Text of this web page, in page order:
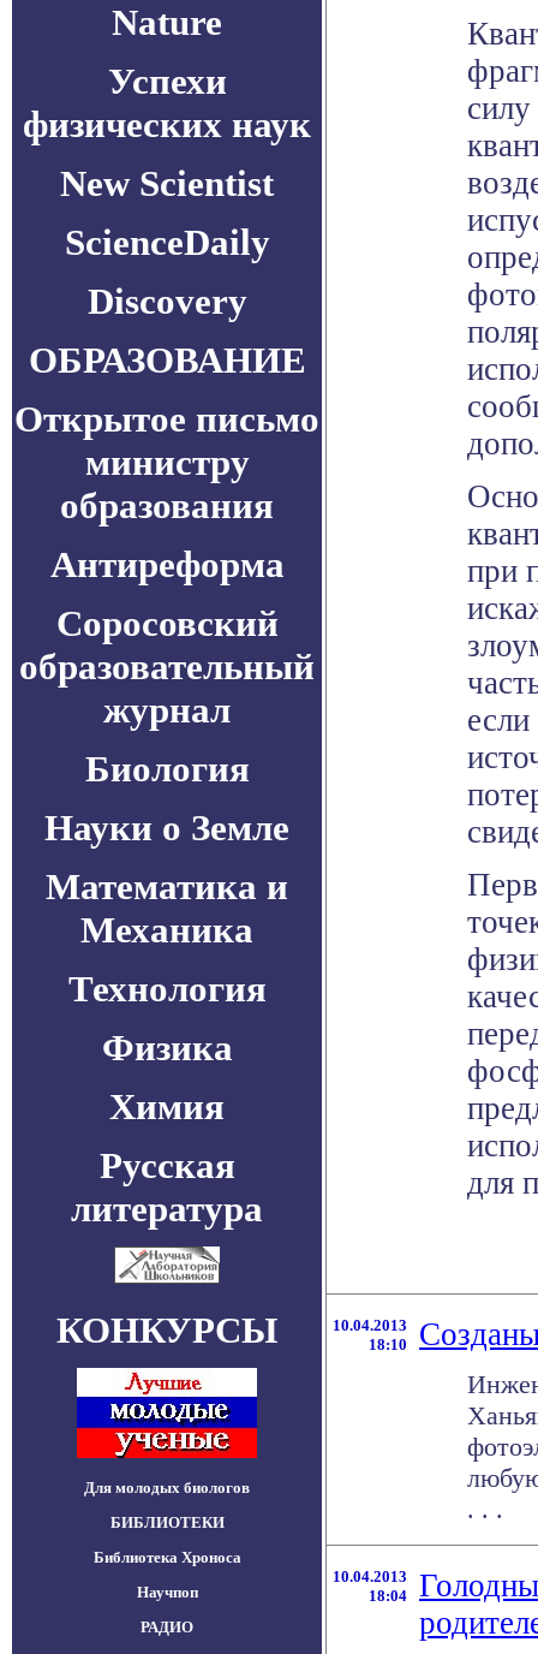
Nature
Успехи
физических наук
New Scientist
ScienceDaily
Discovery
ОБРАЗОВАНИЕ
Открытое письмо
министру
образования
Антиреформа
Соросовский
образовательный
журнал
Биология
Науки о Земле
Математика и
Механика
Технология
Физика
Химия
Русская
литература
КОНКУРСЫ
Для молодых биологов
БИБЛИОТЕКИ
Библиотека Хроноса
Научпоп
РАДИО
при
для
10.04.2013
18:10
. . .
10.04.2013
18:04